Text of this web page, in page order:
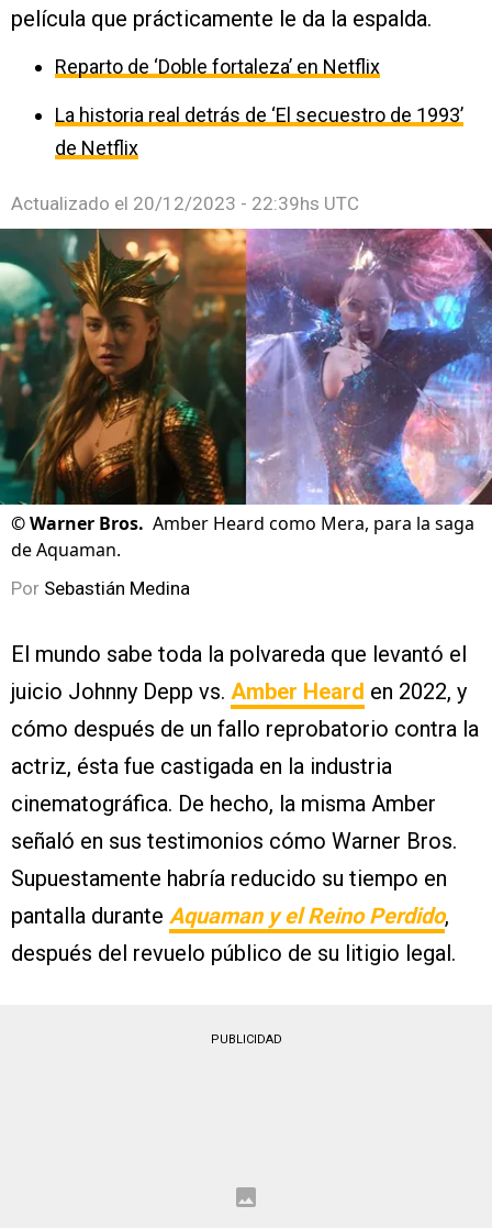
película que prácticamente le da la espalda.
Reparto de ‘Doble fortaleza’ en Netflix
La historia real detrás de ‘El secuestro de 1993’
de Netflix
Actualizado el 20/12/2023 - 22:39hs UTC
©Warner Bros. Amber Heard como Mera, para la saga
de Aquaman.
Por Sebastián Medina
El mundo sabe toda la polvareda que levantó el
juicio Johnny Depp vs. Amber Heard en 2022, y
cómo después de un fallo reprobatorio contra la
actriz, ésta fue castigada en la industria
cinematográfica. De hecho, la misma Amber
señaló en sus testimonios cómo Warner Bros.
Supuestamente habría reducido su tiempo en
pantalla durante Aquaman y el Reino Perdido,
después del revuelo público de su litigio legal.
PUBLICIDAD